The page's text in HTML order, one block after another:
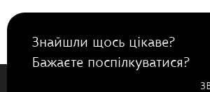
Знайшли щось цікаве?
Бажаєте поспілкуватися?